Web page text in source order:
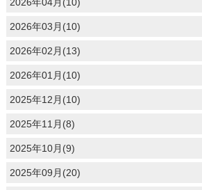
2026年03月(10)
2026年02月(13)
2026年01月(10)
2025年12月(10)
2025年11月(8)
2025年10月(9)
2025年09月(20)